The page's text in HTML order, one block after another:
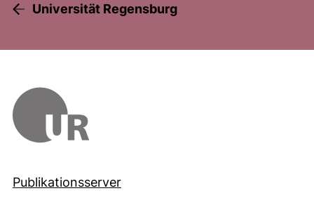
Universität Regensburg
Publikationsserver